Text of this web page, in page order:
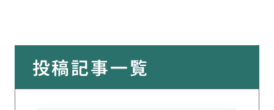
投稿記事一覧